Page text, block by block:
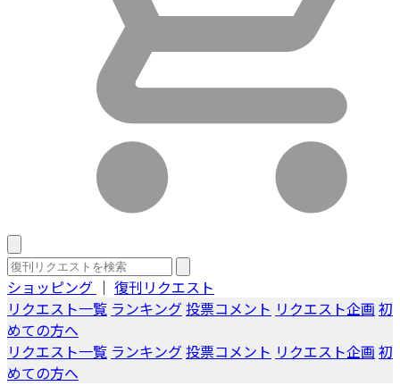
ショッピング ｜ 復刊リクエスト
リクエスト一覧 ランキング投票コメント リクエスト企画 初
めての方へ
リクエスト一覧 ランキング投票コメント リクエスト企画 初
めての方へ